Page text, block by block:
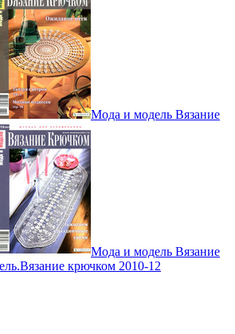
Мода и модель Вязание
Мода и модель Вязание
крючком 2010-12